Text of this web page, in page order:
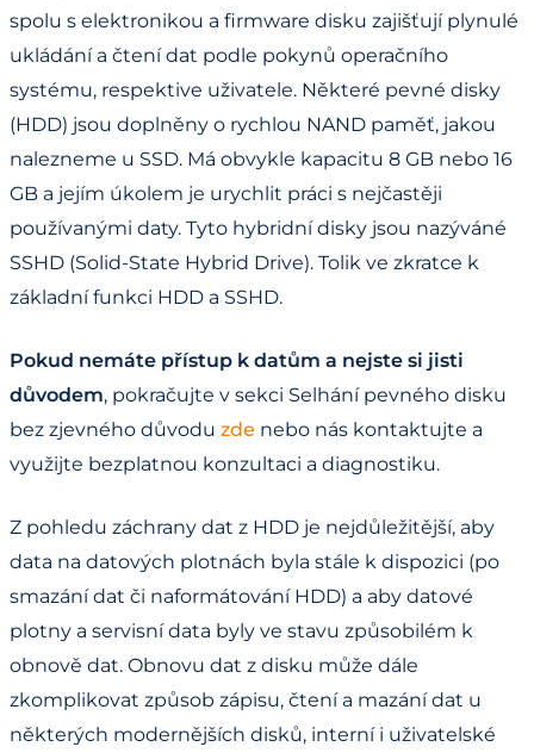
spolu s elektronikou a firmware disku zajišťují plynulé
ukládání a čtení dat podle pokynů operačního
systému, respektive uživatele. Některé pevné disky
(HDD) jsou doplněny o rychlou NAND paměť, jakou
nalezneme u SSD. Má obvykle kapacitu 8 GB nebo 16
GB a jejím úkolem je urychlit práci s nejčastěji
používanými daty. Tyto hybridní disky jsou nazýváné
SSHD (Solid-State Hybrid Drive). Tolik ve zkratce k
základní funkci HDD a SSHD.
Pokud nemáte přístup k datům a nejste si jisti
důvodem, pokračujte v sekci Selhání pevného disku
bez zjevného důvodu zde nebo nás kontaktujte a
využijte bezplatnou konzultaci a diagnostiku.
Z pohledu záchrany dat z HDD je nejdůležitější, aby
data na datových plotnách byla stále k dispozici (po
smazání dat či naformátování HDD) a aby datové
plotny a servisní data byly ve stavu způsobilém k
obnově dat. Obnovu dat z disku může dále
zkomplikovat způsob zápisu, čtení a mazání dat u
některých modernějších disků, interní i uživatelské